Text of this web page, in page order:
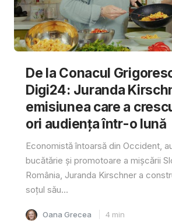
De la Conacul
Digi24: Juranda
emisiunea care a
ori audiența într-o lună
Economistă întoarsă din Occident,
bucătărie și promotoare a mișcării
România, Juranda Kirschner a
soțul său...
Oana Grecea 4 min